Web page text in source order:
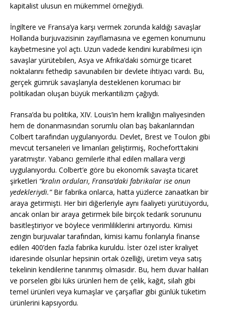
kapitalist ulusun en mükemmel örneğiydi.
İngiltere ve Fransa’ya karşı vermek zorunda kaldığı savaşlar
Hollanda burjuvazisinin zayıflamasına ve egemen konumunu
kaybetmesine yol açtı. Uzun vadede kendini kurabilmesi için
savaşlar yürütebilen, Asya ve Afrika’daki sömürge ticaret
noktalarını fethedip savunabilen bir devlete ihtiyacı vardı. Bu,
gerçek gümrük savaşlarıyla desteklenen korumacı bir
politikadan oluşan büyük merkantilizm çağıydı.
Fransa’da bu politika, XIV. Louis’in hem krallığın maliyesinden
hem de donanmasından sorumlu olan baş bakanlarından
Colbert tarafından uygulanıyordu. Devlet, Brest ve Toulon gibi
mevcut tersaneleri ve limanları geliştirmiş, Rochefort’takini
yaratmıştır. Yabancı gemilerle ithal edilen mallara vergi
uygulanıyordu. Colbert’e göre bu ekonomik savaşta ticaret
şirketleri “kralın orduları, Fransa’daki fabrikalar ise onun
yedekleriydi.”Bir fabrika onlarca, hatta yüzlerce zanaatkarı bir
araya getirmişti. Her biri diğerleriyle aynı faaliyeti yürütüyordu,
ancak onları bir araya getirmek bile birçok tedarik sorununu
basitleştiriyor ve böylece verimliliklerini artırıyordu. Kimisi
zengin burjuvalar tarafından, kimisi kamu fonlarıyla finanse
edilen 400’den fazla fabrika kuruldu. İster özel ister kraliyet
idaresinde olsunlar hepsinin ortak özelliği, üretim veya satış
tekelinin kendilerine tanınmış olmasıdır. Bu, hem duvar halıları
ve porselen gibi lüks ürünleri hem de çelik, kağıt, silah gibi
temel ürünleri veya kumaşlar ve çarşaflar gibi günlük tüketim
ürünlerini kapsıyordu.